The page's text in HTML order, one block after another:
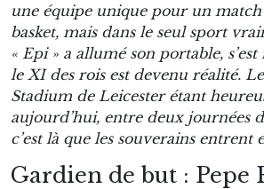
une équipe unique pour un
basket, mais dans le seul sport
« Epi » a allumé son portable,
le XI des rois est devenu réalité.
Stadium de Leicester étant
aujourd’hui, entre deux journées
c’est là que les souverains entrent
Gardien de but : Pepe